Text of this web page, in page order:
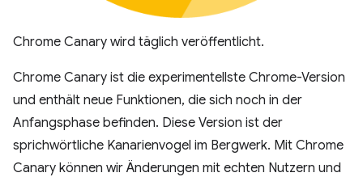
Chrome Canary wird täglich veröffentlicht.
Chrome Canary ist die experimentellste Chrome-Version
und enthält neue Funktionen, die sich noch in der
Anfangsphase befinden. Diese Version ist der
sprichwörtliche Kanarienvogel im Bergwerk. Mit Chrome
Canary können wir Änderungen mit echten Nutzern und